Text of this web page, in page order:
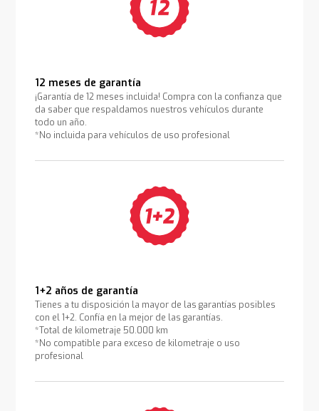
12 meses de garantía
¡Garantía de 12 meses incluida! Compra con la confianza que
da saber que respaldamos nuestros vehículos durante
todo un año.
*No incluida para vehículos de uso profesional
1+2 años de garantía
Tienes a tu disposición la mayor de las garantías posibles
con el 1+2. Confía en la mejor de las garantías.
*Total de kilometraje 50.000 km
*No compatible para exceso de kilometraje o uso
profesional